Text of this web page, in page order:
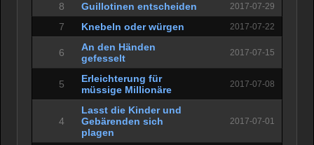
8 Guillotinen entscheiden 2017-07-29
7 Knebeln oder würgen 2017-07-22
6
An den Händen
gefesselt
2017-07-15
5
Erleichterung für
müssige Millionäre
2017-07-08
4
Lasst die Kinder und
Gebärenden sich
plagen
2017-07-01